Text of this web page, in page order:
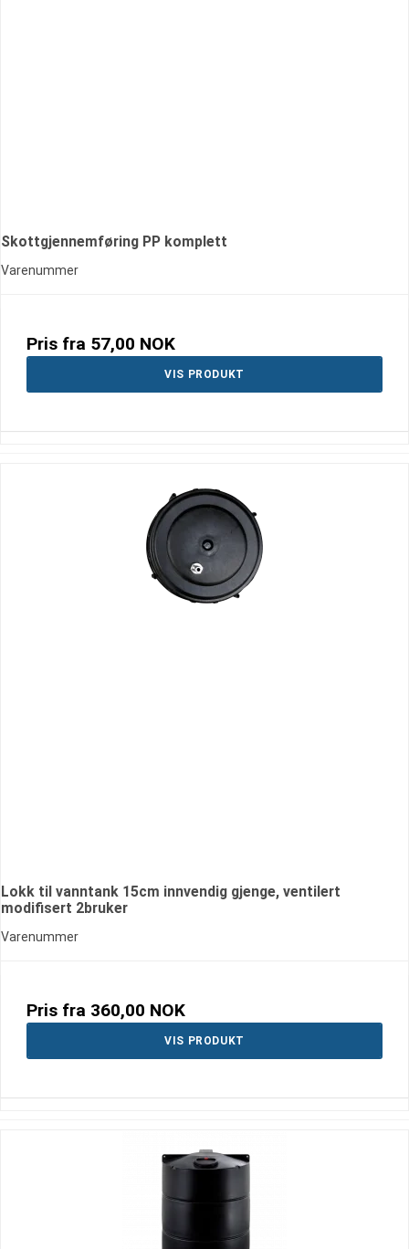
Skottgjennemføring PP komplett
Varenummer
Pris fra 57,00 NOK
VIS PRODUKT
Lokk til vanntank 15cm innvendig gjenge, ventilert
modifisert 2bruker
Varenummer
Pris fra 360,00 NOK
VIS PRODUKT